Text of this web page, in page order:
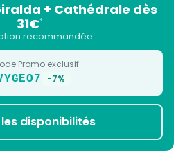
+ Cathédrale dès
31€*
recommandée
Promo exclusif
-7%
disponibilités